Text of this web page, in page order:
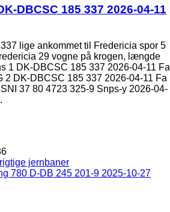
DBCSC 185 337 2026-04-11
lige ankommet til Fredericia spor 5
29 vogne på krogen, længde
1 DK-DBCSC 185 337 2026-04-11 Fa
2 DK-DBCSC 185 337 2026-04-11 Fa
37 80 4723 325-9 Snps-y 2026-04-
jernbaner
780 D-DB 245 201-9 2025-10-27